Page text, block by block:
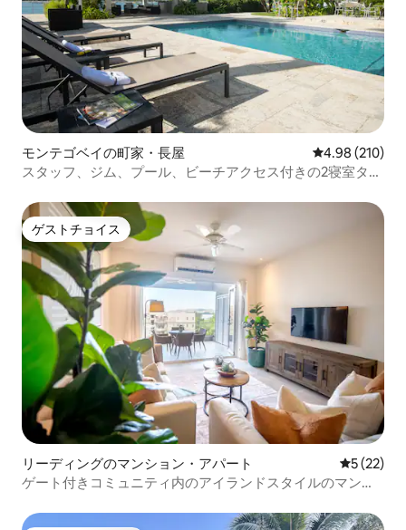
モンテゴベイの町家・長屋 レビュー210
4.98 (210)
スタッフ、ジム、プール、ビーチアクセス付きの2寝室タウ
ゲストチョイス
ゲストチョイス
リーディングのマンション・アパート レビュー
5 (22)
ゲート付きコミュニティ内のアイランドスタイルのマンシ